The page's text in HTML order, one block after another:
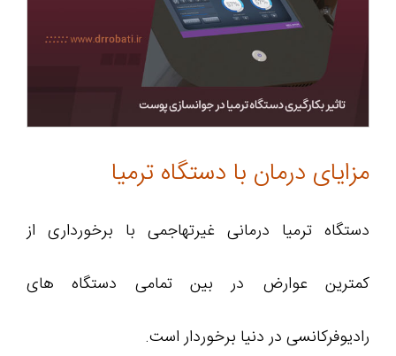
مزایای درمان با دستگاه ترمیا
دستگاه ترمیا درمانی غیرتهاجمی با برخورداری از
کمترین عوارض در بین تمامی دستگاه های
رادیوفرکانسی در دنیا برخوردار است.